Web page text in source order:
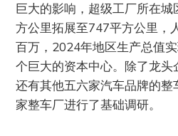
巨大的影响，超级工厂所在
方公里拓展至747平方公里，
百万，2024年地区生产总值
个巨大的资本中心。除了龙头
还有其他五六家汽车品牌的
家整车厂进行了基础调研。